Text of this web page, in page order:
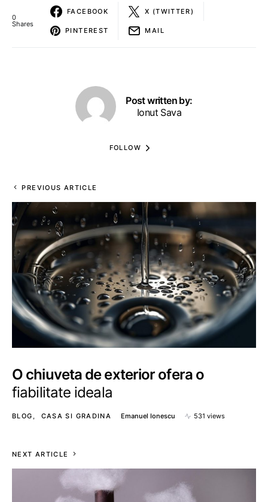
0
Shares
FACEBOOK X (TWITTER)
PINTEREST MAIL
Post written by:
Ionut Sava
FOLLOW
PREVIOUS ARTICLE
O chiuveta de exterior ofera o
fiabilitate ideala
BLOG CASA SI GRADINA Emanuel Ionescu 531 views
NEXT ARTICLE